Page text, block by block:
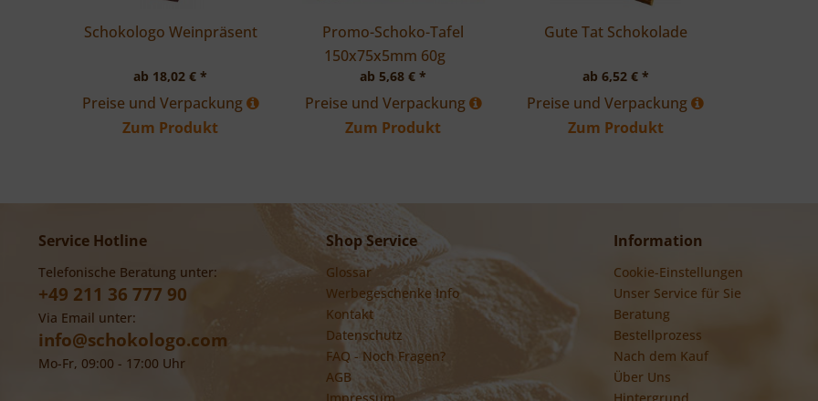
Schokologo Weinpräsent
ab 18,02 € *
Preise und Verpackung
Zum Produkt
Promo-Schoko-Tafel
150x75x5mm 60g
ab 5,68 € *
Preise und Verpackung
Zum Produkt
Gute Tat Schokolade
ab 6,52 € *
Preise und Verpackung
Zum Produkt
Service Hotline
Telefonische Beratung unter:
+49 211 36 777 90
Via Email unter:
info@schokologo.com
Mo-Fr, 09:00 - 17:00 Uhr
Shop Service
Glossar
Werbegeschenke Info
Kontakt
Datenschutz
FAQ - Noch Fragen?
AGB
Information
Cookie-Einstellungen
Unser Service für Sie
Beratung
Bestellprozess
Nach dem Kauf
Über Uns